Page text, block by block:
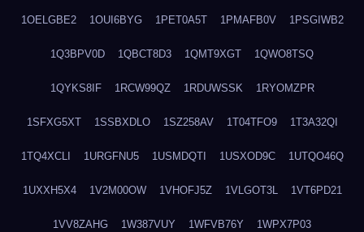
1OELGBE2 1OUI6BYG 1PET0A5T 1PMAFB0V 1PSGIWB2
1Q3BPV0D 1QBCT8D3 1QMT9XGT 1QWO8TSQ
1QYKS8IF 1RCW99QZ 1RDUWSSK 1RYOMZPR
1SFXG5XT 1SSBXDLO 1SZ258AV 1T04TFO9 1T3A32QI
1TQ4XCLI 1URGFNU5 1USMDQTI 1USXOD9C 1UTQO46Q
1UXXH5X4 1V2M00OW 1VHOFJ5Z 1VLGOT3L 1VT6PD21
1VV8ZAHG 1W387VUY 1WFVB76Y 1WPX7P03